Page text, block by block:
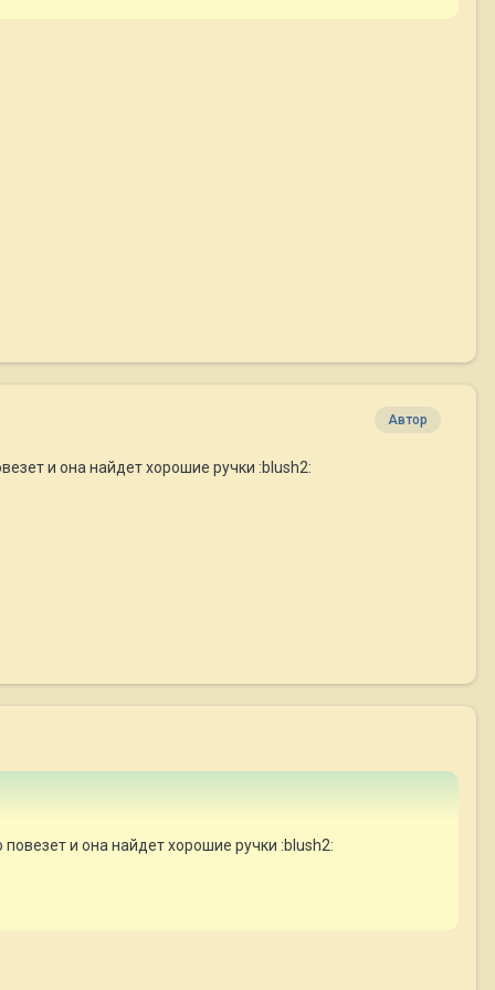
Автор
и она найдет хорошие ручки :blush2:
и она найдет хорошие ручки :blush2: